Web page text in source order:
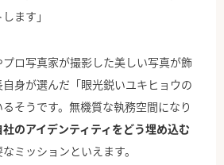
ます」
ロ写真家が撮影した美しい写真が飾
身が選んだ「眼光鋭いユキ ヒョウの
そうです。無機質な執務空間になり
社のアイデンティティをどう埋め込む
ミッションといえます。